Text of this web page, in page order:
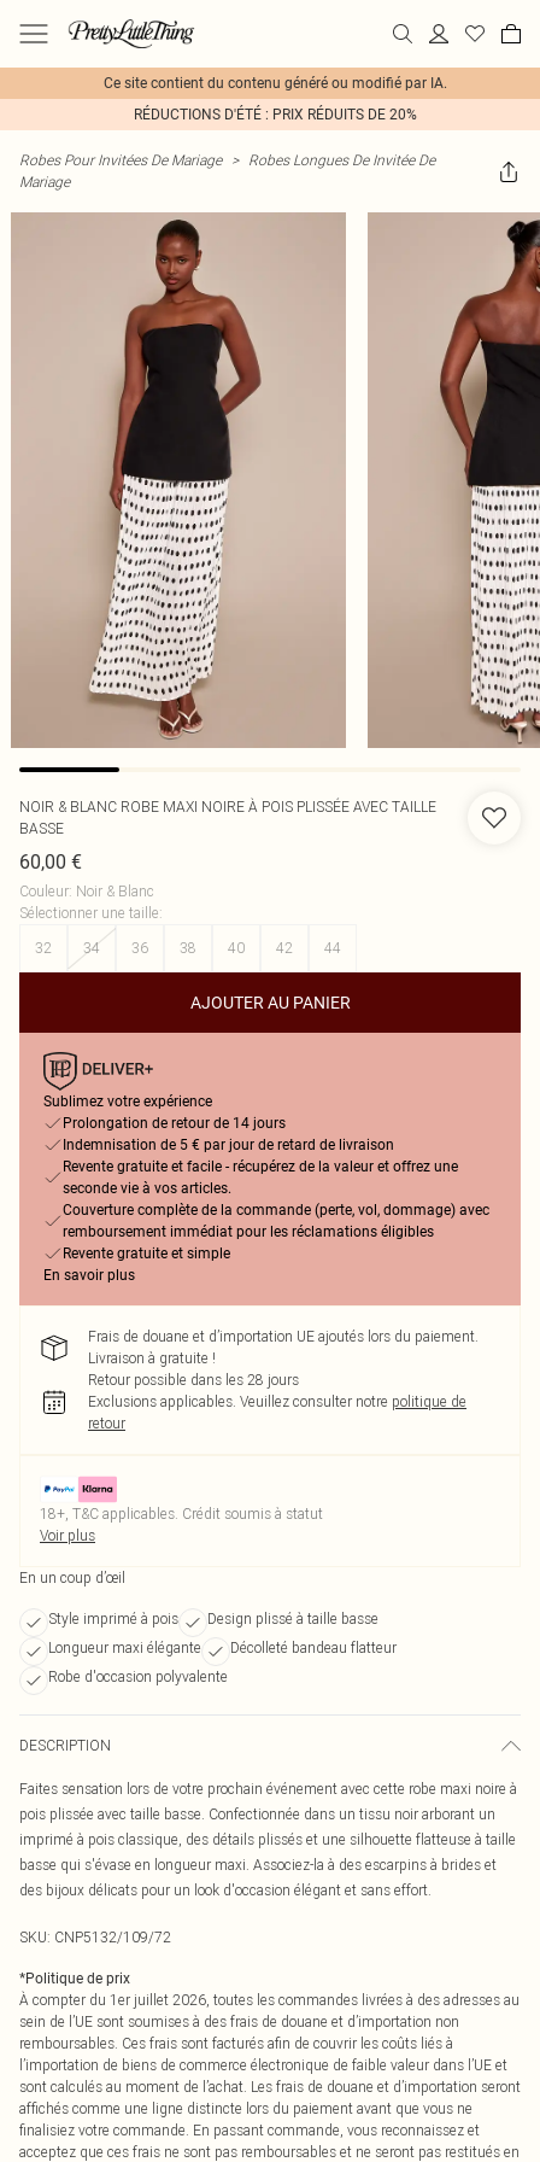
Ce site contient du contenu généré ou modifié par IA.
RÉDUCTIONS D'ÉTÉ : PRIX RÉDUITS DE 20%
Robes Pour Invitées De Mariage > Robes Longues De Invitée De
Mariage
NOIR & BLANC ROBE MAXI NOIRE À POIS PLISSÉE AVEC TAILLE
BASSE
60,00 €
Couleur: Noir & Blanc
Sélectionner une taille:
32
34 36 38 40 42 44
AJOUTER AU PANIER
Sublimez votre expérience
Prolongation de retour de 14 jours
Indemnisation de 5 € par jour de retard de livraison
Revente gratuite et facile - récupérez de la valeur et offrez une
seconde vie à vos articles.
Couverture complète de la commande (perte, vol, dommage) avec
remboursement immédiat pour les réclamations éligibles
Revente gratuite et simple
En savoir plus
Frais de douane et d’importation UE ajoutés lors du paiement.
Livraison à gratuite !
Retour possible dans les 28 jours
Exclusions applicables. Veuillez consulter notre politique de
retour
18+, T&C applicables. Crédit soumis à statut
Voir plus
En un coup d’œil
Style imprimé à pois
Design plissé à taille basse
Longueur maxi élégante
Décolleté bandeau flatteur
Robe d'occasion polyvalente
DESCRIPTION
Faites sensation lors de votre prochain événement avec cette robe maxi noire à
pois plissée avec taille basse. Confectionnée dans un tissu noir arborant un
imprimé à pois classique, des détails plissés et une silhouette flatteuse à taille
basse qui s'évase en longueur maxi. Associez-la à des escarpins à brides et
des bijoux délicats pour un look d'occasion élégant et sans effort.
SKU: CNP5132/109/72
*Politique de prix
À compter du 1er juillet 2026, toutes les commandes livrées à des adresses au
sein de l’UE sont soumises à des frais de douane et d’importation non
remboursables. Ces frais sont facturés afin de couvrir les coûts liés à
l’importation de biens de commerce électronique de faible valeur dans l’UE et
sont calculés au moment de l’achat. Les frais de douane et d’importation seront
affichés comme une ligne distincte lors du paiement avant que vous ne
finalisiez votre commande. En passant commande, vous reconnaissez et
acceptez que ces frais ne sont pas remboursables et ne seront pas restitués en